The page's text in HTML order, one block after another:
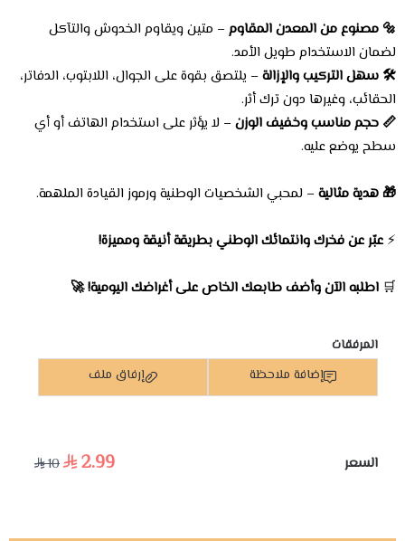
🔩 مصنوع من المعدن المقاوم – متين ويقاوم الخدوش والتآكل
لضمان الاستخدام طويل الأمد.
🛠️ سهل التركيب والإزالة – يلتصق بقوة على الجوال، اللابتوب، الدفاتر،
الحقائب، وغيرها دون ترك أثر.
📏 حجم مناسب وخفيف الوزن – لا يؤثر على استخدام الهاتف أو أي
سطح يوضع عليه.
🎁 هدية مثالية – لمحبي الشخصيات الوطنية ورموز القيادة الملهمة.
⚡ عبّر عن فخرك وانتمائك الوطني بطريقة أنيقة ومميزة!
🛒 اطلبه الآن وأضف طابعك الخاص على أغراضك اليومية! 🚀
المرفقات
إضافة ملاحظة
إرفاق ملف
السعر 2.99
10